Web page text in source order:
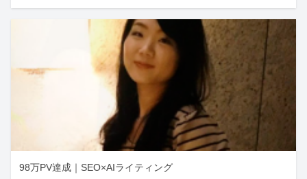
98万PV達成｜SEO×AIライティング